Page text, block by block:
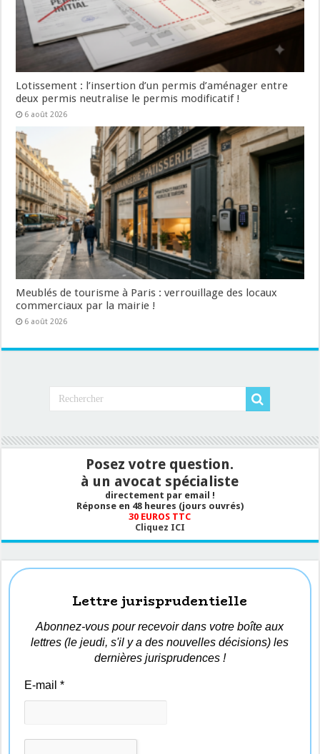
Lotissement : l’insertion d’un permis d’aménager entre
deux permis neutralise le permis modificatif !
6 août 2026
Meublés de tourisme à Paris : verrouillage des locaux
commerciaux par la mairie !
6 août 2026
Posez votre question.
à un avocat spécialiste
directement par email !
Réponse en 48 heures (jours ouvrés)
30 EUROS TTC
Cliquez ICI
Lettre jurisprudentielle
Abonnez-vous pour recevoir dans votre boîte aux
lettres (le jeudi, s'il y a des nouvelles décisions) les
dernières jurisprudences !
E-mail*